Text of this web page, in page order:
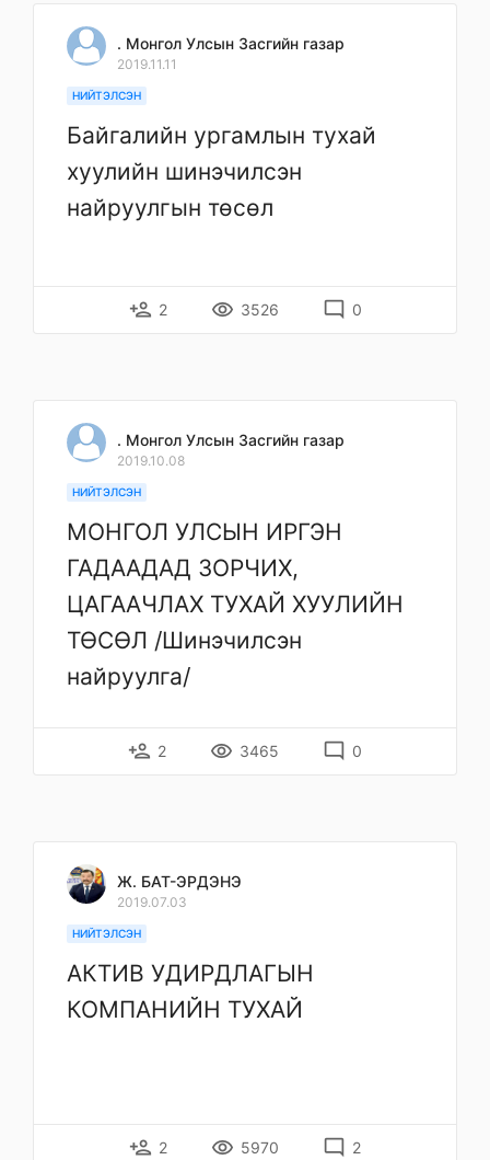
. Монгол Улсын Засгийн газар
2019.11.11
НИЙТЭЛСЭН
Байгалийн ургамлын тухай
хуулийн шинэчилсэн
найруулгын төсөл
person_add 2 remove_red_eye 3526 mode_comment 0
. Монгол Улсын Засгийн газар
2019.10.08
НИЙТЭЛСЭН
МОНГОЛ УЛСЫН ИРГЭН
ГАДААДАД ЗОРЧИХ,
ЦАГААЧЛАХ ТУХАЙ ХУУЛИЙН
ТӨСӨЛ /Шинэчилсэн
найруулга/
person_add 2 remove_red_eye 3465 mode_comment 0
Ж. БАТ-ЭРДЭНЭ
2019.07.03
НИЙТЭЛСЭН
АКТИВ УДИРДЛАГЫН
КОМПАНИЙН ТУХАЙ
person_add 2 remove_red_eye 5970 mode_comment 2